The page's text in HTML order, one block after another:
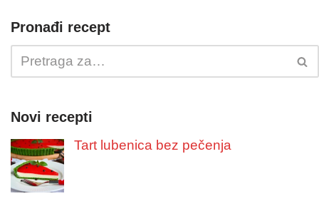
Pronađi recept
Novi recepti
Tart lubenica bez pečenja